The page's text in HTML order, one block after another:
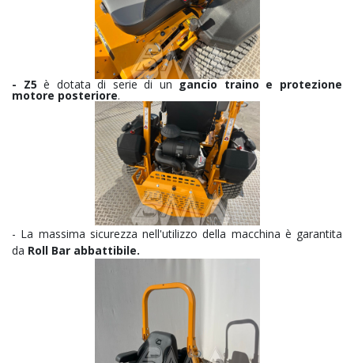
- Z5 è dotata di serie di ungancio traino e protezione
motore posteriore.
- La massima sicurezza nell'utilizzo della macchina è garantita
da Roll Bar abbattibile.